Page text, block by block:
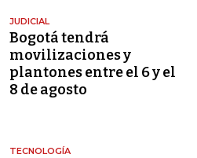
JUDICIAL
Bogotá tendrá
movilizaciones y
plantones entre el 6 y el
8 de agosto
TECNOLOGÍA